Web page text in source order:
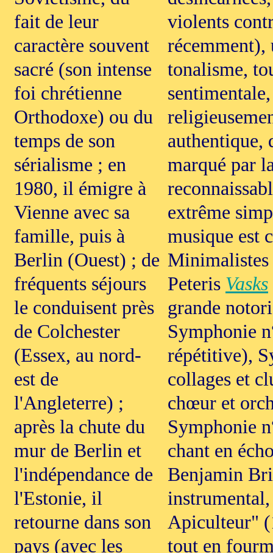
fait de leur
caractère souvent
sacré (son intense
foi chrétienne
Orthodoxe) ou du
temps de son
sérialisme ; en
1980, il émigre à
Vienne avec sa
famille, puis à
Berlin (Ouest) ; de
fréquents séjours
le conduisent près
de Colchester
(Essex, au nord-
est de
l'Angleterre) ;
après la chute du
mur de Berlin et
l'indépendance de
l'Estonie, il
retourne dans son
pays (avec les
violents
récemment),
tonalisme,
authentique,
marqué par
extrême
musique est
Peteris Vasks
grande
Symphonie
répétitive),
collages et
chœur et
Symphonie
chant en
Benjamin
Apiculteur"
tout en